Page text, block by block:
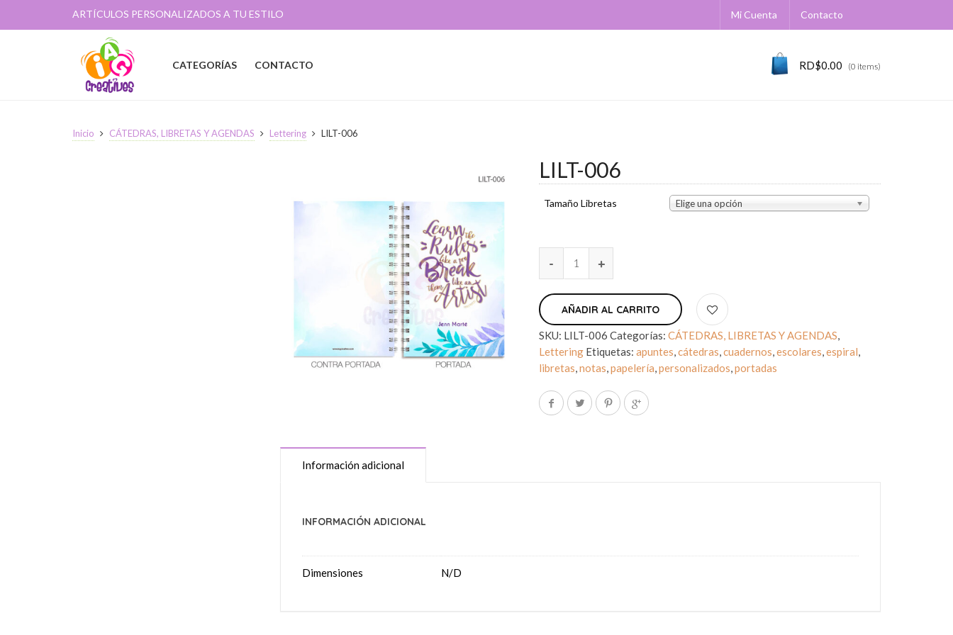
ARTÍCULOS PERSONALIZADOS A TU ESTILO Mi Cuenta Contacto
RD$0.00 (0 items)
CATEGORÍAS CONTACTO
Inicio CÁTEDRAS, LIBRETAS Y AGENDAS Lettering LILT-006
LILT-006
Tamaño Libretas Elige una opción
AÑADIR AL CARRITO
SKU: LILT-006 Categorías:CÁTEDRAS, LIBRETAS Y AGENDAS,
Lettering Etiquetas:apuntes,cátedras,cuadernos,escolares,espiral,
libretas,notas,papelería,personalizados,portadas
Información adicional
INFORMACIÓN ADICIONAL
Dimensiones N/D